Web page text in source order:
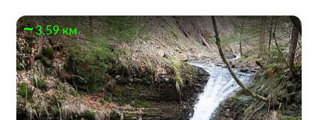
3.59 км